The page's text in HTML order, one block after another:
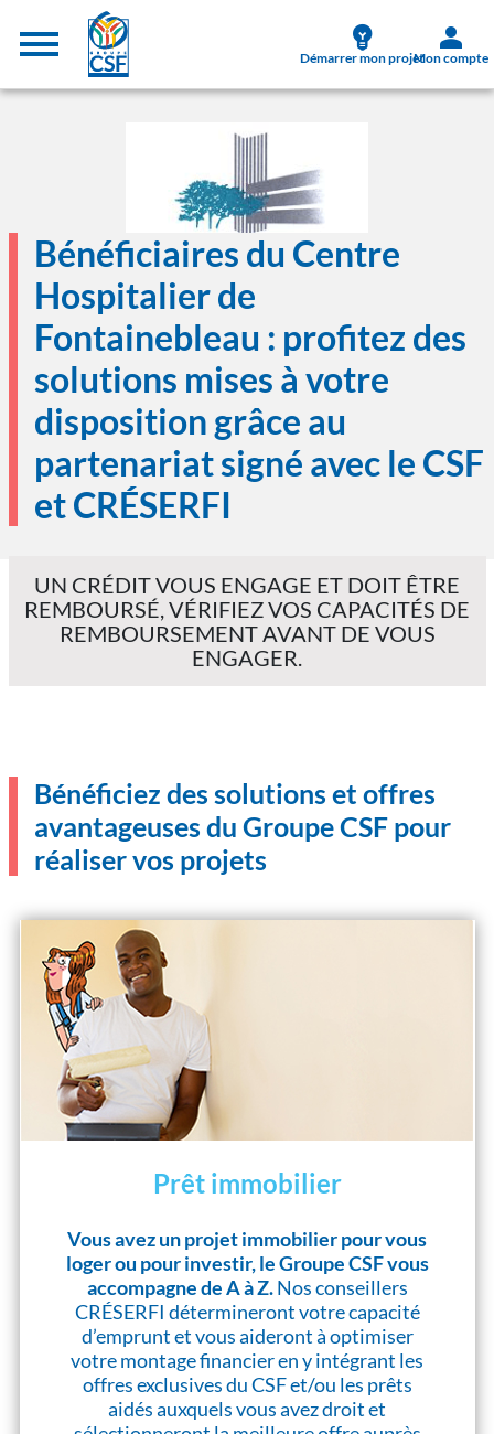
Aller au contenu principal
Démarrer mon projetMon compte
Bénéficiaires du Centre
Hospitalier de
Fontainebleau : profitez des
solutions mises à votre
disposition grâce au
partenariat signé avec le CSF
et CRÉSERFI
UN CRÉDIT VOUS ENGAGE ET DOIT ÊTRE
REMBOURSÉ, VÉRIFIEZ VOS CAPACITÉS DE
REMBOURSEMENT AVANT DE VOUS
ENGAGER.
Bénéficiez des solutions et offres
avantageuses du Groupe CSF pour
réaliser vos projets
Prêt immobilier
Vous avez un projet immobilier pour vous
loger ou pour investir, le Groupe CSF vous
accompagne de A à Z.Nos conseillers
CRÉSERFI détermineront votre capacité
d’emprunt et vous aideront à optimiser
votre montage financier en y intégrant les
offres exclusives du CSF et/ou les prêts
aidés auxquels vous avez droit et